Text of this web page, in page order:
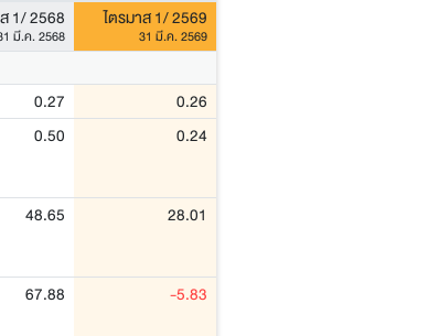
1/ 2568
มี.ค. 2568
ไตรมาส 1/ 2569
31 มี.ค. 2569
0.27 0.26
0.50 0.24
48.65 28.01
67.88 -5.83